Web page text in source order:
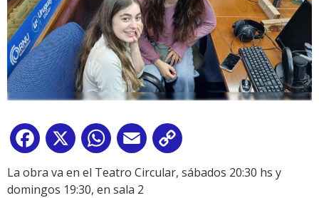
Facebook
X WhatsApp
Email
Link
La obra va en el Teatro Circular, sábados 20:30 hs y
domingos 19:30, en sala 2